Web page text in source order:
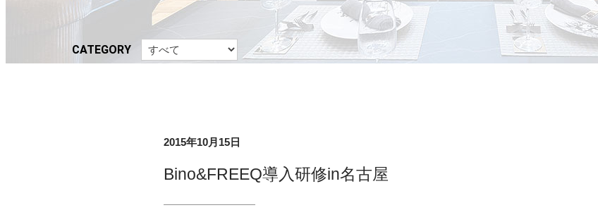
CATEGORY
2015年10月15日
Bino&FREEQ導入研修in名古屋